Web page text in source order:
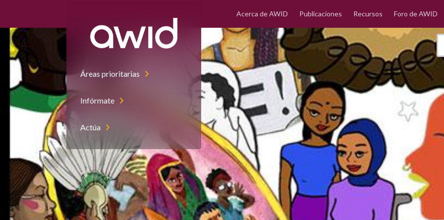
Áreas prioritarias
Infórmate
Actúa
Acerca de AWID Publicaciones Recursos Foro de AWID